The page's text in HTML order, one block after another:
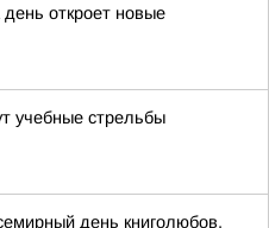
день откроет новые
учебные стрельбы
день книголюбов,